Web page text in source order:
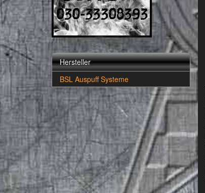
Hersteller
BSL Auspuff Systeme